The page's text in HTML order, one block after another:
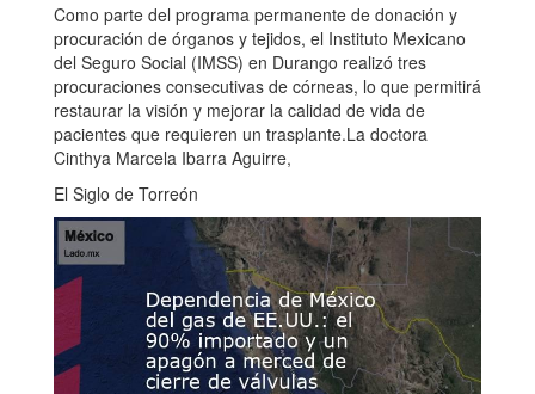
Como parte del programa permanente de donación y
procuración de órganos y tejidos, el Instituto Mexicano
del Seguro Social (IMSS) en Durango realizó tres
procuraciones consecutivas de córneas, lo que permitirá
restaurar la visión y mejorar la calidad de vida de
pacientes que requieren un trasplante.La doctora
Cinthya Marcela Ibarra Aguirre,
El Siglo de Torreón